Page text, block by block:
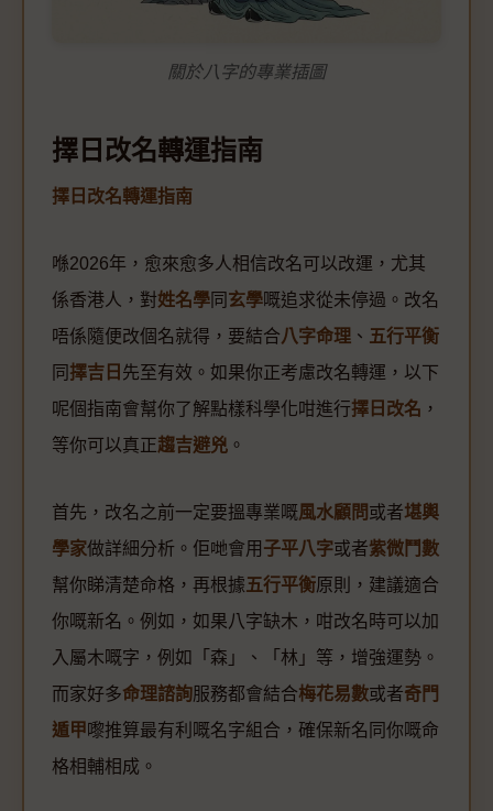
關於八字的專業插圖
擇日改名轉運指南
擇日改名轉運指南
喺2026年，愈來愈多人相信改名可以改運，尤其
係香港人，對姓名學 同 玄學嘅追求從未停過。改名
唔係隨便改個名就得，要結合八字命理 、 五行平衡
同 擇吉日 先至有效。如果你正考慮改名轉運，以下
呢個指南會幫你了解點樣科學化咁進行擇日改名 ，
等你可以真正趨吉避兇 。
首先，改名之前一定要搵專業嘅風水顧問或者堪輿
學家做詳細分析。佢哋會用 子平八字或者紫微鬥數
幫你睇清楚命格，再根據五行平衡原則，建議適合
你嘅新名。例如，如果八字缺木，咁改名時可以加
入屬木嘅字，例如「森」、「林」等，增強運勢。
而家好多命理諮詢服務都會結合梅花易數或者奇門
遁甲嚟推算最有利嘅名字組合，確保新名同你嘅命
格相輔相成。